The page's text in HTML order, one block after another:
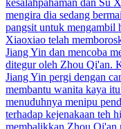
kesalahpahaman dan Su
mengira dia sedang
pangsit untuk mengambil
Xiaoxiao telah
Jiang Yin dan mencoba
ditegur oleh Zhou Qi'an.
Jiang Yin pergi dengan
membantu wanita kaya
menuduhnya menipu
terhadap kejenakaan teh
membalikkan Zhou Qi'an